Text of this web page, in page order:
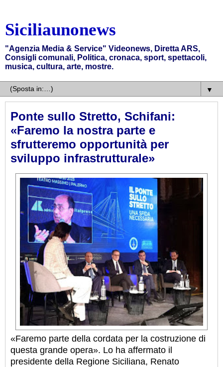
Siciliaunonews
"Agenzia Media & Service" Videonews, Diretta ARS,
Consigli comunali, Politica, cronaca, sport, spettacoli,
musica, cultura, arte, mostre.
▼
Ponte sullo Stretto, Schifani:
«Faremo la nostra parte e
sfrutteremo opportunità per
sviluppo infrastrutturale»
«Faremo parte della cordata per la costruzione di
questa grande opera». Lo ha affermato il
presidente della Regione Siciliana, Renato